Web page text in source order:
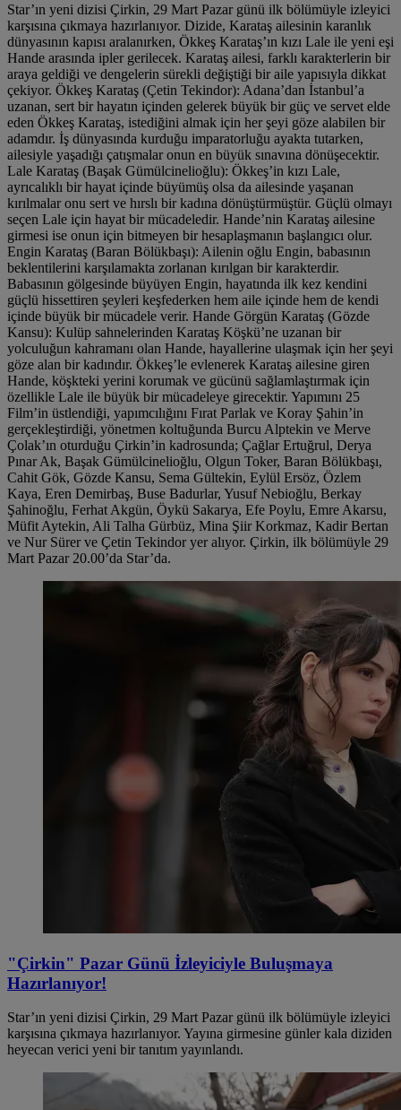
Star’ın yeni dizisi Çirkin, 29 Mart Pazar günü ilk bölümüyle izleyici
karşısına çıkmaya hazırlanıyor. Dizide, Karataş ailesinin karanlık
dünyasının kapısı aralanırken, Ökkeş Karataş’ın kızı Lale ile yeni eşi
Hande arasında ipler gerilecek. Karataş ailesi, farklı karakterlerin bir
araya geldiği ve dengelerin sürekli değiştiği bir aile yapısıyla dikkat
çekiyor. Ökkeş Karataş (Çetin Tekindor): Adana’dan İstanbul’a
uzanan, sert bir hayatın içinden gelerek büyük bir güç ve servet elde
eden Ökkeş Karataş, istediğini almak için her şeyi göze alabilen bir
adamdır. İş dünyasında kurduğu imparatorluğu ayakta tutarken,
ailesiyle yaşadığı çatışmalar onun en büyük sınavına dönüşecektir.
Lale Karataş (Başak Gümülcinelioğlu): Ökkeş’in kızı Lale,
ayrıcalıklı bir hayat içinde büyümüş olsa da ailesinde yaşanan
kırılmalar onu sert ve hırslı bir kadına dönüştürmüştür. Güçlü olmayı
seçen Lale için hayat bir mücadeledir. Hande’nin Karataş ailesine
girmesi ise onun için bitmeyen bir hesaplaşmanın başlangıcı olur.
Engin Karataş (Baran Bölükbaşı): Ailenin oğlu Engin, babasının
beklentilerini karşılamakta zorlanan kırılgan bir karakterdir.
Babasının gölgesinde büyüyen Engin, hayatında ilk kez kendini
güçlü hissettiren şeyleri keşfederken hem aile içinde hem de kendi
içinde büyük bir mücadele verir. Hande Görgün Karataş (Gözde
Kansu): Kulüp sahnelerinden Karataş Köşkü’ne uzanan bir
yolculuğun kahramanı olan Hande, hayallerine ulaşmak için her şeyi
göze alan bir kadındır. Ökkeş’le evlenerek Karataş ailesine giren
Hande, köşkteki yerini korumak ve gücünü sağlamlaştırmak için
özellikle Lale ile büyük bir mücadeleye girecektir. Yapımını 25
Film’in üstlendiği, yapımcılığını Fırat Parlak ve Koray Şahin’in
gerçekleştirdiği, yönetmen koltuğunda Burcu Alptekin ve Merve
Çolak’ın oturduğu Çirkin’in kadrosunda; Çağlar Ertuğrul, Derya
Pınar Ak, Başak Gümülcinelioğlu, Olgun Toker, Baran Bölükbaşı,
Cahit Gök, Gözde Kansu, Sema Gültekin, Eylül Ersöz, Özlem
Kaya, Eren Demirbaş, Buse Badurlar, Yusuf Nebioğlu, Berkay
Şahinoğlu, Ferhat Akgün, Öykü Sakarya, Efe Poylu, Emre Akarsu,
Müfit Aytekin, Ali Talha Gürbüz, Mina Şiir Korkmaz, Kadir Bertan
ve Nur Sürer ve Çetin Tekindor yer alıyor. Çirkin, ilk bölümüyle 29
Mart Pazar 20.00’da Star’da.
"Çirkin" Pazar Günü İzleyiciyle Buluşmaya
Hazırlanıyor!
Star’ın yeni dizisi Çirkin, 29 Mart Pazar günü ilk bölümüyle izleyici
karşısına çıkmaya hazırlanıyor. Yayına girmesine günler kala diziden
heyecan verici yeni bir tanıtım yayınlandı.